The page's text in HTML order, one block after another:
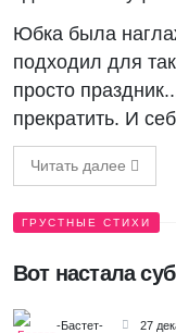
Юбка была
подходил для
просто
прекратить. И
Читать далее
ГРУСТНЫЕ СТИХИ
Вот настала
-Бастет- 27